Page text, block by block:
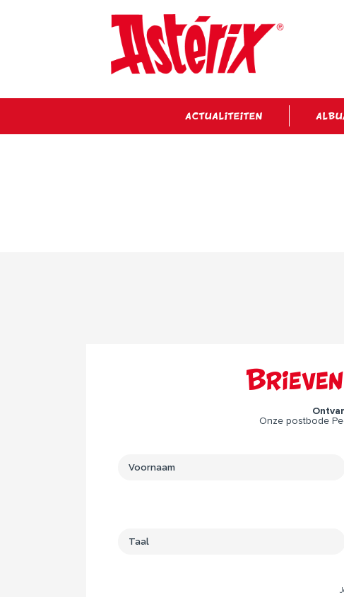
ACTUALITEITEN
Onze postbode